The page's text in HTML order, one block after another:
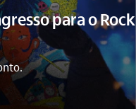
para o Rock